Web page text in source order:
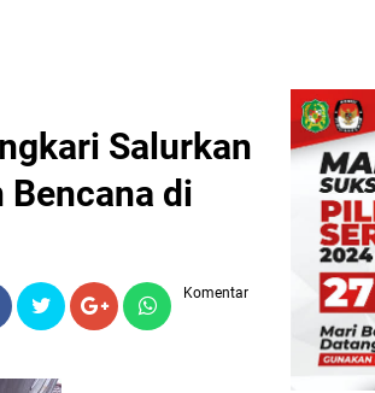
Salurkan
Bencana di
Komentar